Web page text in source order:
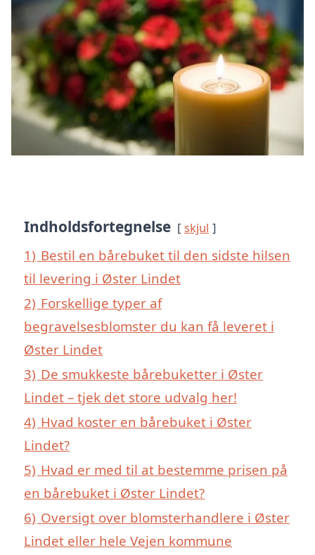
Indholdsfortegnelse skjul
1) Bestil en bårebuket til den sidste hilsen
til levering i Øster Lindet
2) Forskellige typer af
begravelsesblomster du kan få leveret i
Øster Lindet
3) De smukkeste bårebuketter i Øster
Lindet – tjek det store udvalg her!
4) Hvad koster en bårebuket i Øster
Lindet?
5) Hvad er med til at bestemme prisen på
en bårebuket i Øster Lindet?
6) Oversigt over blomsterhandlere i Øster
Lindet eller hele Vejen kommune